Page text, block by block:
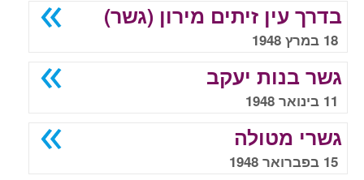
בדרך עין זיתים מירון (גשר)
18 במרץ 1948
גשר בנות יעקב
11 בינואר 1948
גשרי מטולה
15 בפברואר 1948